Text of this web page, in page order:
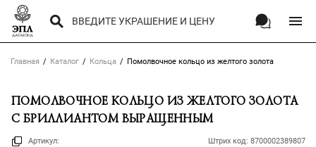
Главная Каталог Кольца Помолвочное кольцо из желтого золота
ПОМОЛВОЧНОЕ КОЛЬЦО ИЗ ЖЕЛТОГО ЗОЛОТА
С БРИЛЛИАНТОМ ВЫРАЩЕННЫМ
Артикул:
Штрих код: 8700002389807